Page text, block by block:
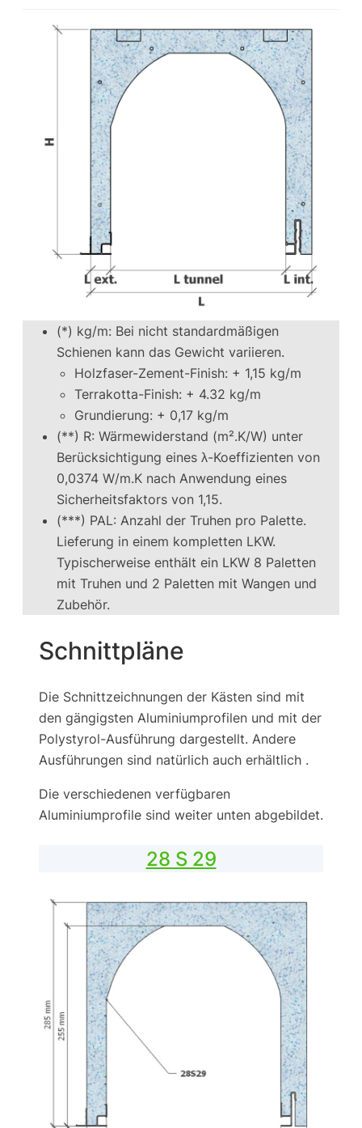
(*) kg/m: Bei nicht standardmäßigen
Schienen kann das Gewicht variieren.
Holzfaser-Zement-Finish: + 1,15 kg/m
Terrakotta-Finish: + 4.32 kg/m
Grundierung: + 0,17 kg/m
(**) R: Wärmewiderstand (m².K/W) unter
Berücksichtigung eines λ-Koeffizienten von
0,0374 W/m.K nach Anwendung eines
Sicherheitsfaktors von 1,15.
(***) PAL: Anzahl der Truhen pro Palette.
Lieferung in einem kompletten LKW.
Typischerweise enthält ein LKW 8 Paletten
mit Truhen und 2 Paletten mit Wangen und
Zubehör.
Schnittpläne
Die Schnittzeichnungen der Kästen sind mit
den gängigsten Aluminiumprofilen und mit der
Polystyrol-Ausführung dargestellt. Andere
Ausführungen sind natürlich auch erhältlich .
Die verschiedenen verfügbaren
Aluminiumprofile sind weiter unten abgebildet.
28 S 29